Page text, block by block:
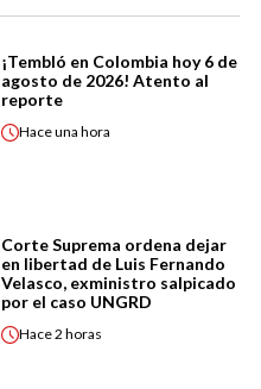
¡Tembló en Colombia hoy 6 de
agosto de 2026! Atento al
reporte
Haceuna hora
Corte Suprema ordena dejar
en libertad de Luis Fernando
Velasco, exministro salpicado
por el caso UNGRD
Hace2 horas